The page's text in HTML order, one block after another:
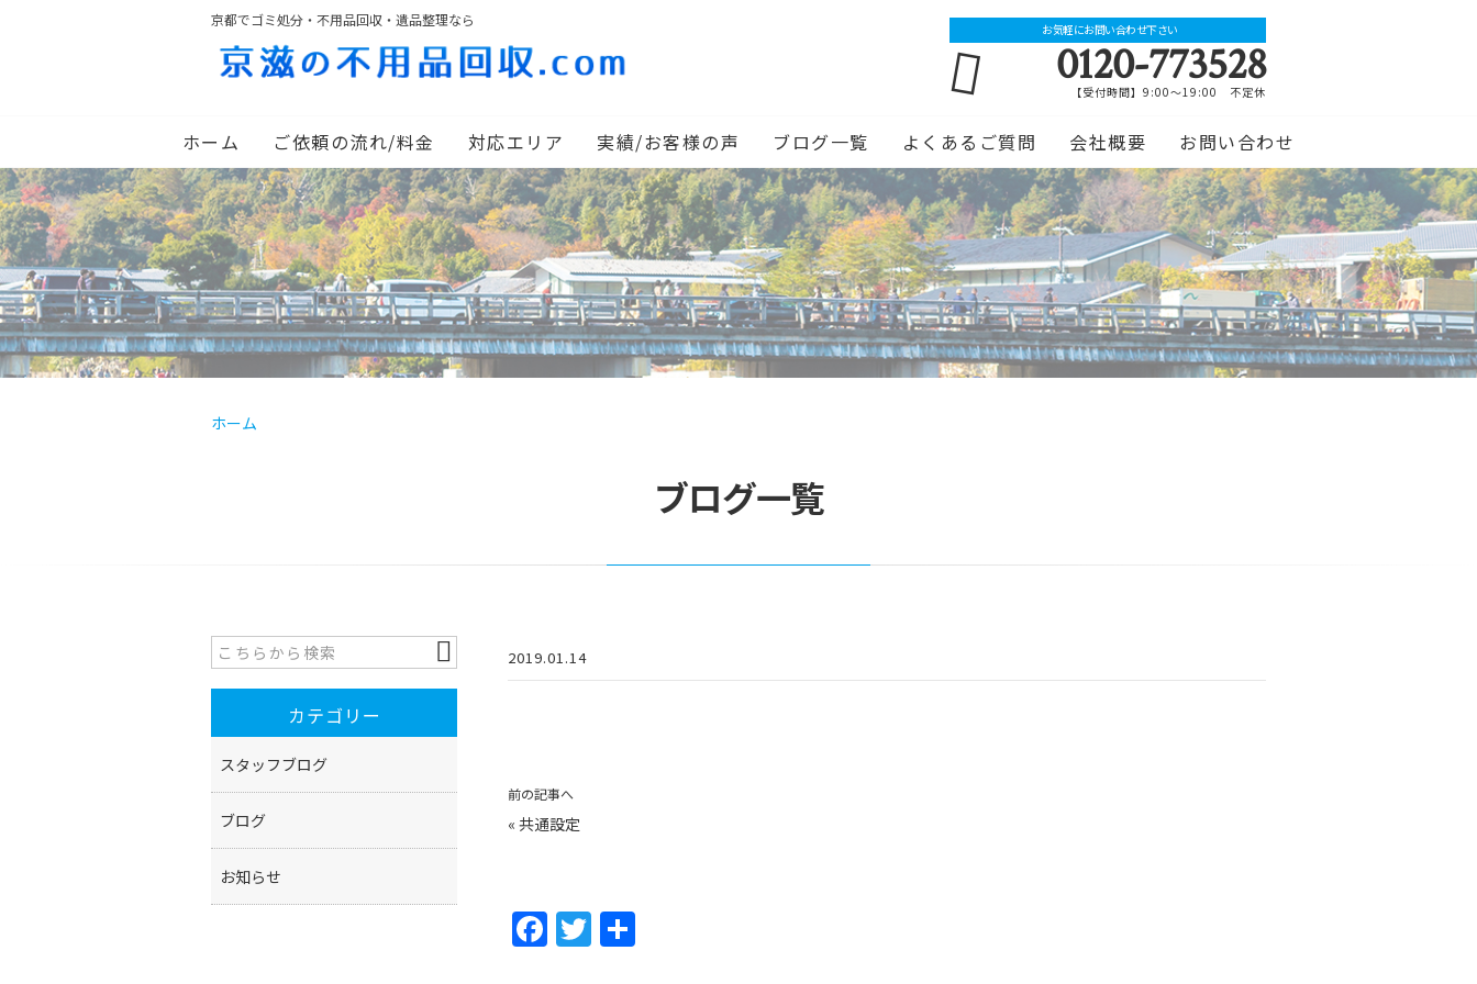
京都でゴミ処分・不用品回収・遺品整理なら
お気軽にお問い合わせ下さい
0120-773528
【受付時間】9:00～19:00 不定休
ホーム ご依頼の流れ/料金 対応エリア 実績/お客様の声 ブログ一覧 よくあるご質問 会社概要 お問い合わせ
ホーム
ブログ一覧
2019.01.14
前の記事へ
« 共通設定
F T
カテゴリー
スタッフブログ
ブログ
お知らせ